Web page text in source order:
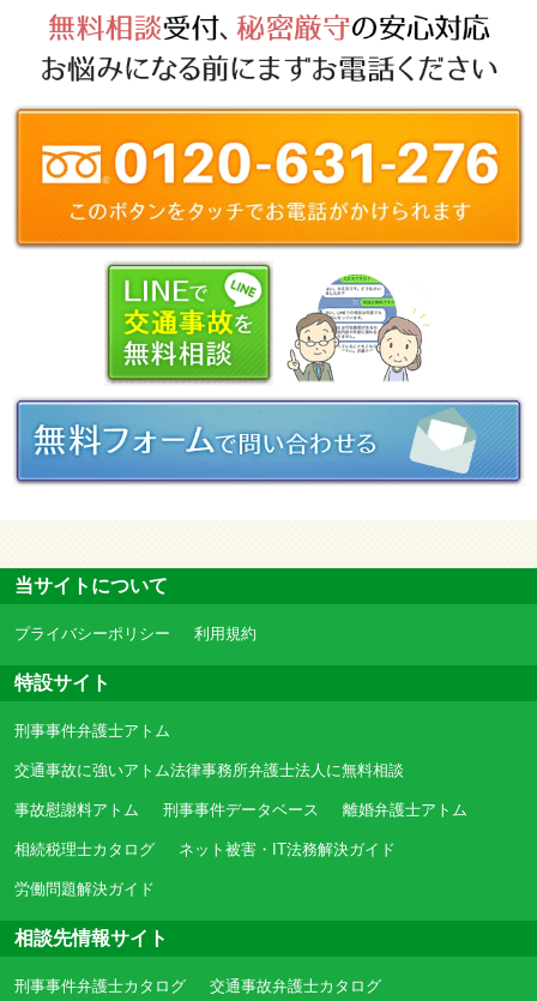
当サイトについて
プライバシーポリシー 利用規約
特設サイト
刑事事件弁護士アトム
交通事故に強いアトム法律事務所弁護士法人に無料相談
事故慰謝料アトム 刑事事件データベース 離婚弁護士アトム
相続税理士カタログ ネット被害・IT法務解決ガイド
労働問題解決ガイド
相談先情報サイト
刑事事件弁護士カタログ 交通事故弁護士カタログ